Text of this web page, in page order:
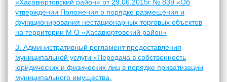
«Хасавюртовский район» от 29.06.2015г № 839 «Об
утверждении Положения о порядке размещения и
функционирования нестационарных торговых объектов
на территории М О «Хасавюртовский район»
3. Административный регламент предоставления
муниципальной услуги «Передача в собственность
юридических и физических лиц в порядке приватизации
муниципального имущества.